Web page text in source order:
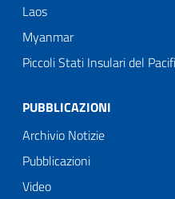
Laos
Myanmar
Piccoli Stati Insulari del
PUBBLICAZIONI
Archivio Notizie
Pubblicazioni
Video